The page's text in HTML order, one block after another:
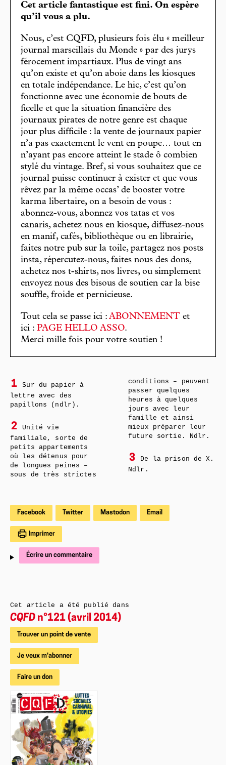
Cet article fantastique est fini. On espère
qu’il vous a plu.
Nous, c’est CQFD, plusieurs fois élu « meilleur
journal marseillais du Monde » par des jurys
férocement impartiaux. Plus de vingt ans
qu’on existe et qu’on aboie dans les kiosques
en totale indépendance. Le hic, c’est qu’on
fonctionne avec une économie de bouts de
ficelle et que la situation financière des
journaux pirates de notre genre est chaque
jour plus difficile : la vente de journaux papier
n’a pas exactement le vent en poupe… tout en
n’ayant pas encore atteint le stade ô combien
stylé du vintage. Bref, si vous souhaitez que ce
journal puisse continuer à exister et que vous
rêvez par la même occas’ de booster votre
karma libertaire, on a besoin de vous :
abonnez-vous, abonnez vos tatas et vos
canaris, achetez nous en kiosque, diffusez-nous
en manif, cafés, bibliothèque ou en librairie,
faites notre pub sur la toile, partagez nos posts
insta, répercutez-nous, faites nous des dons,
achetez nos t-shirts, nos livres, ou simplement
envoyez nous des bisous de soutien car la bise
souffle, froide et pernicieuse.
Tout cela se passe ici : ABONNEMENT et
ici : PAGE HELLO ASSO.
Merci mille fois pour votre soutien !
1
Sur du papier à
lettre avec des
papillons (ndlr).
2
Unité vie
familiale, sorte de
petits appartements
où les détenus pour
de longues peines –
sous de très strictes
conditions – peuvent
passer quelques
heures à quelques
jours avec leur
famille et ainsi
mieux préparer leur
future sortie. Ndlr.
3
De la prison de X.
Ndlr.
Facebook Twitter Mastodon Email
Imprimer
Écrire un commentaire
Cet article a été publié dans
CQFD n°121 (avril 2014)
Trouver un point de vente
Je veux m'abonner
Faire un don